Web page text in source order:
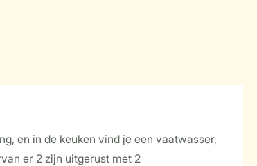
en in de keuken vind je een vaatwasser,
er 2 zijn uitgerust met 2